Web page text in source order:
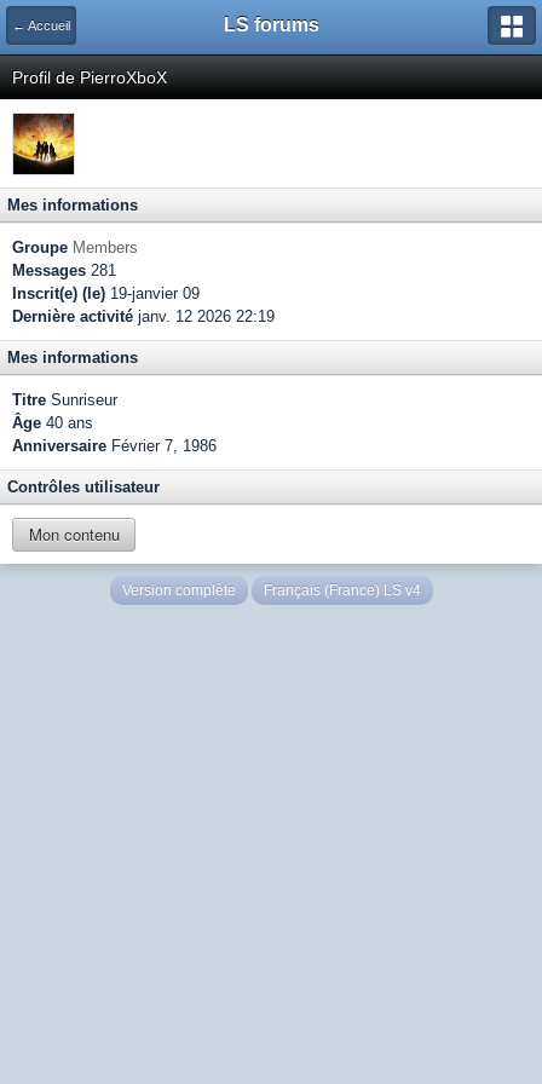
← Accueil LS forums
Profil de PierroXboX
Mes informations
Groupe Members
Messages 281
Inscrit(e) (le) 19-janvier 09
Dernière activité janv. 12 2026 22:19
Mes informations
Titre Sunriseur
Âge 40 ans
Anniversaire Février 7, 1986
Contrôles utilisateur
Mon contenu
Version complète Français (France) LS v4